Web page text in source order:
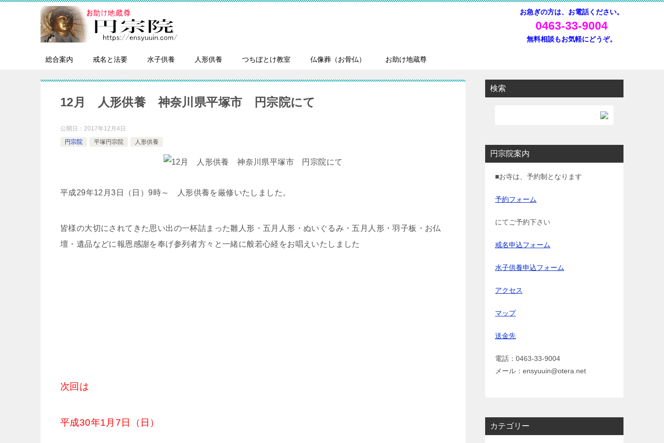
お急ぎの方は、お電話ください。
0463-33-9004
無料相談もお気軽にどうぞ。
総合案内 戒名と法要 水子供養 人形供養 つちぼとけ教室 仏像葬（お骨仏） お助け地蔵尊
12月 人形供養 神奈川県平塚市 円宗院にて
公開日： 2017年12月4日
円宗院
平塚円宗院 人形供養
平成29年12月3日（日）9時～ 人形供養を厳修いたしました。
皆様の大切にされてきた思い出の一杯詰まった雛人形・五月人形・ぬいぐるみ・五月人形・羽子板・お仏
壇・遺品などに報恩感謝を奉げ参列者方々と一緒に般若心経をお唱えいたしました
次回は
平成30年1月7日（日）
検索
円宗院案内
■お寺は、予約制となります
予約フォーム
にてご予約下さい
戒名申込フォーム
水子供養申込フォーム
アクセス
マップ
送金先
電話：0463-33-9004
メール：ensyuuin@otera.net
カテゴリー